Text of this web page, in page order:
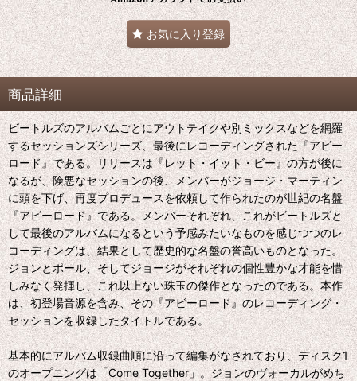
お気に入り登録
商品詳細
ビートルズのアルバムごとにアウトテイクや別ミックスなどを網羅
するセッションズシリーズ、最後にレコーディングされた『アビー
ロード』である。リリースは『レット・イット・ビー』の方が後に
なるが、険悪なセッションの後、メンバーがジョージ・マーティン
に頭を下げ、再度プロデュースを依頼して作られたのが世紀の名盤
『アビーロード』である。メンバーそれぞれ、これがビートルズと
して最後のアルバムになるという予感みたいなものを感じつつのレ
コーディングは、結果として歴史的な名盤の誉高いものとなった。
ジョンとポール、そしてジョージがそれぞれの個性豊かな才能を惜
しみなく発揮し、これ以上ない珠玉の傑作となったのである。本作
は、初登場音源を含み、その『アビーロード』のレコーディング・
セッションを収録したタイトルである。
基本的にアルバム収録曲順に沿って編集がなされており、ディスク1
のオープニングは「Come Together」。ジョンのヴォーカルがめち